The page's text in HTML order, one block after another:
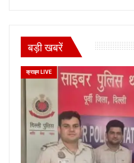
बड़ी खबरें
क्राइम LIVE